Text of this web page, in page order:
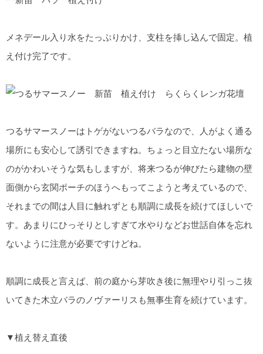
メネデール入り水をたっぷりかけ、支柱を挿し込んで固定。植
え付け完了です。
つるサマースノーはトゲがないつるバラなので、人がよく通る
場所にも安心して誘引できますね。ちょっと目立たない場所な
のがかわいそうな気もしますが、将来つるが伸びたら建物の壁
面側から玄関ポーチのほうへもってこようと考えているので、
それまでの間は人目に触れずとも順調に成長を続けてほしいで
す。あまりにひっそりとしすぎて水やりなどお世話自体を忘れ
ないように注意が必要ですけどね。
順調に成長と言えば、前の庭から芽吹き後に無理やり引っこ抜
いてきた木立バラのノヴァーリスも無事生育を続けています。
▼植え替え直後